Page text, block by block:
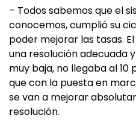
– Todos sabemos que el
conocemos, cumplió su
poder mejorar las tasas.
una resolución adecuada
muy baja, no llegaba al
que con la puesta en
se van a mejorar
resolución.